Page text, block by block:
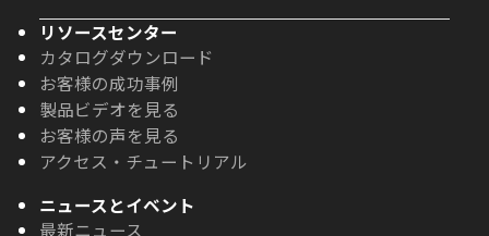
リソースセンター
カタログダウンロード
お客様の成功事例
製品ビデオを見る
お客様の声を見る
アクセス・チュートリアル
ニュースとイベント
最新ニュース